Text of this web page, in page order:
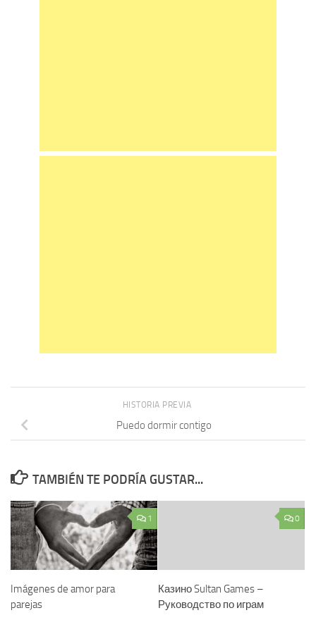
HISTORIA PREVIA
Puedo dormir contigo
TAMBIÉN TE PODRÍA GUSTAR...
1
Imágenes de amor para
parejas
0
Казино Sultan Games –
Руководство по играм